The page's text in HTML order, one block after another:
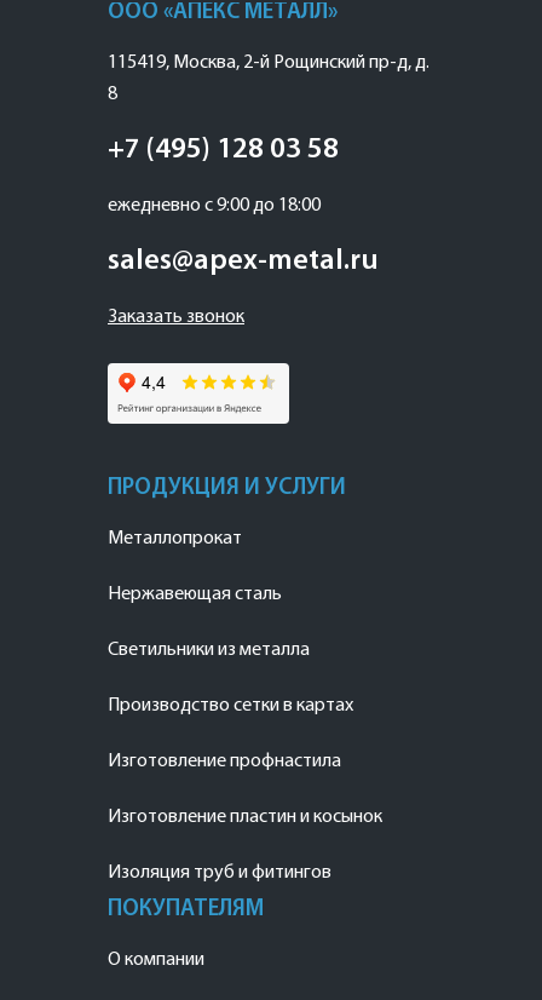
ООО «АПЕКС МЕТАЛЛ»
115419, Москва, 2-й Рощинский пр-д, д.
8
+7 (495) 128 03 58
ежедневно с 9:00 до 18:00
sales@apex-metal.ru
Заказать звонок
ПРОДУКЦИЯ И УСЛУГИ
Металлопрокат
Нержавеющая сталь
Светильники из металла
Производство сетки в картах
Изготовление профнастила
Изготовление пластин и косынок
Изоляция труб и фитингов
ПОКУПАТЕЛЯМ
О компании